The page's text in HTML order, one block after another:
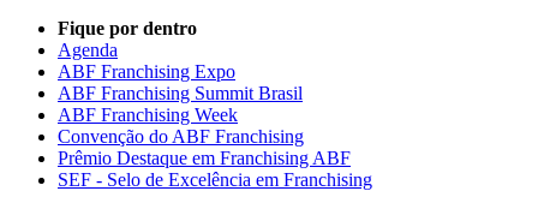
Fique por dentro
Agenda
ABF Franchising Expo
ABF Franchising Summit Brasil
ABF Franchising Week
Convenção do ABF Franchising
Prêmio Destaque em Franchising ABF
SEF - Selo de Excelência em Franchising